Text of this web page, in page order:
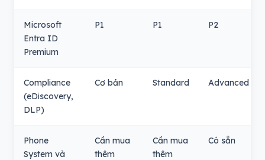
Microsoft
Entra ID
Premium
P1 P1 P2
Compliance
(eDiscovery,
DLP)
Cơ bản Standard Advanced
Phone
System và
Cần mua
thêm
Cần mua
thêm
Có sẵn